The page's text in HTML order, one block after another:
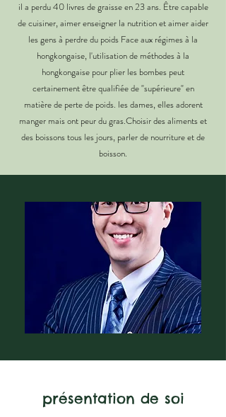
il a perdu 40 livres de graisse en 23 ans. Être capable
de cuisiner, aimer enseigner la nutrition et aimer aider
les gens à perdre du poids Face aux régimes à la
hongkongaise, l'utilisation de méthodes à la
hongkongaise pour plier les bombes peut
certainement être qualifiée de "supérieure" en
matière de perte de poids. les dames, elles adorent
manger mais ont peur du gras.Choisir des aliments et
des boissons tous les jours, parler de nourriture et de
boisson.
présentation de soi